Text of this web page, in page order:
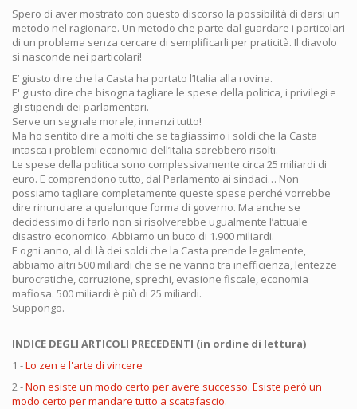
Spero di aver mostrato con questo discorso la possibilità di darsi un
metodo nel ragionare. Un metodo che parte dal guardare i particolari
di un problema senza cercare di semplificarli per praticità. Il diavolo
si nasconde nei particolari!
E’ giusto dire che la Casta ha portato l’Italia alla rovina.
E' giusto dire che bisogna tagliare le spese della politica, i privilegi e
gli stipendi dei parlamentari.
Serve un segnale morale, innanzi tutto!
Ma ho sentito dire a molti che se tagliassimo i soldi che la Casta
intasca i problemi economici dell’Italia sarebbero risolti.
Le spese della politica sono complessivamente circa 25 miliardi di
euro. E comprendono tutto, dal Parlamento ai sindaci… Non
possiamo tagliare completamente queste spese perché vorrebbe
dire rinunciare a qualunque forma di governo. Ma anche se
decidessimo di farlo non si risolverebbe ugualmente l’attuale
disastro economico. Abbiamo un buco di 1.900 miliardi.
E ogni anno, al di là dei soldi che la Casta prende legalmente,
abbiamo altri 500 miliardi che se ne vanno tra inefficienza, lentezze
burocratiche, corruzione, sprechi, evasione fiscale, economia
mafiosa. 500 miliardi è più di 25 miliardi.
Suppongo.
INDICE DEGLI ARTICOLI PRECEDENTI (in ordine di lettura)
1 -Lo zen e l'arte di vincere
2 -Non esiste un modo certo per avere successo. Esiste però un
modo certo per mandare tutto a scatafascio.